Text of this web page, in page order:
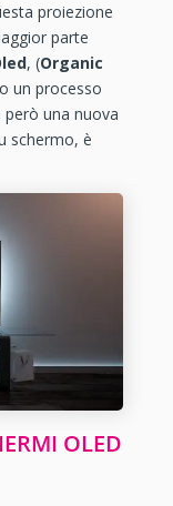
proiezione
parte
, (Organic
un processo
una nuova
schermo, è
OLED